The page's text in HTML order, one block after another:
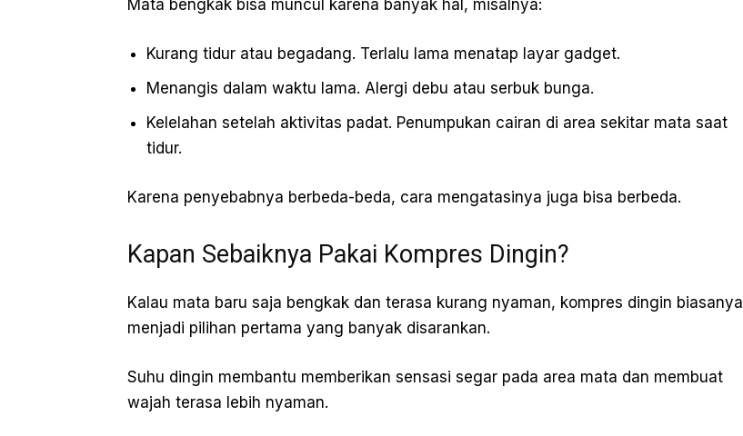
Mata bengkak bisa muncul karena banyak hal, misalnya:
Kurang tidur atau begadang. Terlalu lama menatap layar gadget.
Menangis dalam waktu lama. Alergi debu atau serbuk bunga.
Kelelahan setelah aktivitas padat. Penumpukan cairan di area sekitar mata saat
tidur.
Karena penyebabnya berbeda-beda, cara mengatasinya juga bisa berbeda.
Kapan Sebaiknya Pakai Kompres Dingin?
Kalau mata baru saja bengkak dan terasa kurang nyaman, kompres dingin biasanya
menjadi pilihan pertama yang banyak disarankan.
Suhu dingin membantu memberikan sensasi segar pada area mata dan membuat
wajah terasa lebih nyaman.